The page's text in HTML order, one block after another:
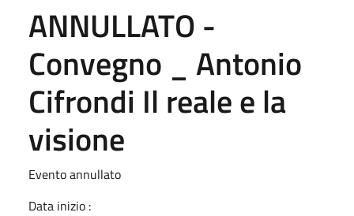
ANNULLATO -
Convegno _ Antonio
Cifrondi Il reale e la
visione
Evento annullato
Data inizio :